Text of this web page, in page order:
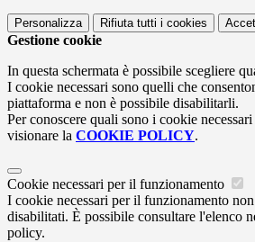
Personalizza Rifiuta tutti i cookies
Gestione cookie
In questa schermata è possibile scegliere
I cookie necessari sono quelli che
piattaforma e non è possibile disabilitarli.
Per conoscere quali sono i cookie
visionare la COOKIE POLICY.
Cookie necessari per il funzionamento
I cookie necessari per il funzionamento non
disabilitati. È possibile consultare l'elenco
policy.